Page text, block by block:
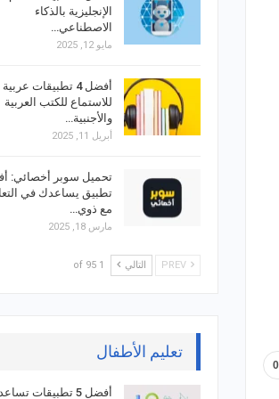
0
الإنجليزية بالذكاء
الاصطناعي…
مايو 12, 2025
أفضل 4 تطبيقات عربية
للاستماع للكتب العربية
والأجنبية…
أبريل 11, 2025
تحميل سوبر أخصائي:
تطبيق يساعدك في
مع ذوي…
مارس 18, 2025
التالي 1 of 95
تعليم الأطفال
أفضل 5 تطبيقات